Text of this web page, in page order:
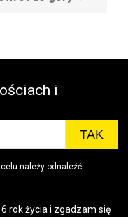
i
należy odnaleźć
rok życia i zgadzam się